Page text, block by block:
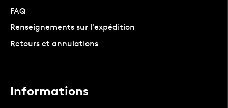
FAQ
Renseignements sur l'expédition
Retours et annulations
Informations